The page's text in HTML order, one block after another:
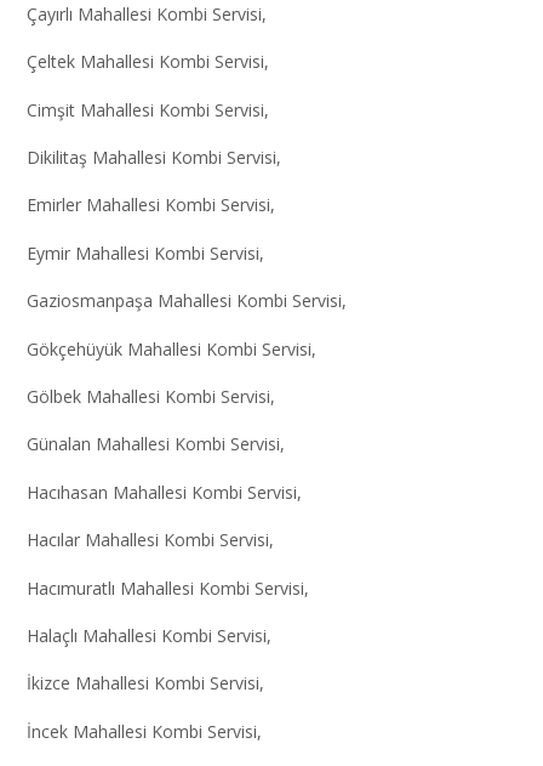
Çayırlı Mahallesi Kombi Servisi,
Çeltek Mahallesi Kombi Servisi,
Cimşit Mahallesi Kombi Servisi,
Dikilitaş Mahallesi Kombi Servisi,
Emirler Mahallesi Kombi Servisi,
Eymir Mahallesi Kombi Servisi,
Gaziosmanpaşa Mahallesi Kombi Servisi,
Gökçehüyük Mahallesi Kombi Servisi,
Gölbek Mahallesi Kombi Servisi,
Günalan Mahallesi Kombi Servisi,
Hacıhasan Mahallesi Kombi Servisi,
Hacılar Mahallesi Kombi Servisi,
Hacımuratlı Mahallesi Kombi Servisi,
Halaçlı Mahallesi Kombi Servisi,
İkizce Mahallesi Kombi Servisi,
İncek Mahallesi Kombi Servisi,